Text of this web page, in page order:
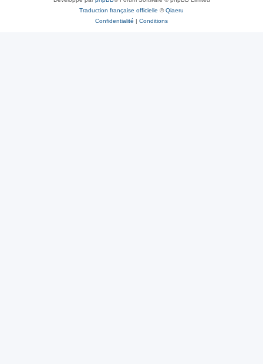
Traduction française officielle ©Qiaeru
Confidentialité | Conditions